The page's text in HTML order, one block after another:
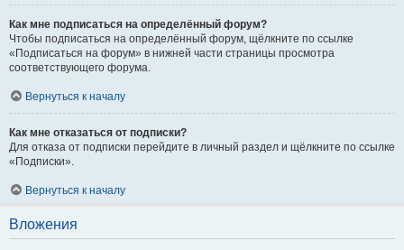
Как мне подписаться на определённый форум?
Чтобы подписаться на определённый форум, щёлкните по ссылке
«Подписаться на форум» в нижней части страницы просмотра
соответствующего форума.
Вернуться к началу
Как мне отказаться от подписки?
Для отказа от подписки перейдите в личный раздел и щёлкните по ссылке
«Подписки».
Вернуться к началу
Вложения